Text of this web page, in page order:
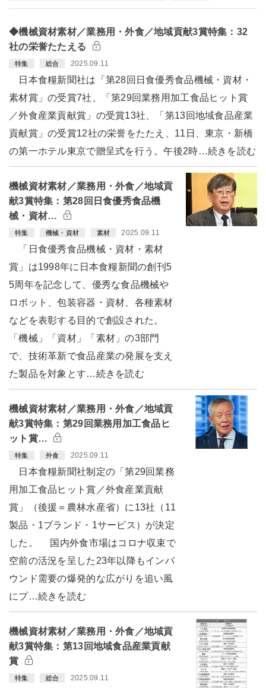
◆機械資材素材／業務用・外食／地域貢献3賞特集：32
社の栄誉たたえる
特集 総合 2025.09.11
日本食糧新聞社は「第28回日食優秀食品機械・資材・
素材賞」の受賞7社、「第29回業務用加工食品ヒット賞
／外食産業貢献賞」の受賞13社、「第13回地域食品産業
貢献賞」の受賞12社の栄誉をたたえ、11日、東京・新橋
の第一ホテル東京で贈呈式を行う。午後2時…続きを読む
機械資材素材／業務用・外食／地域貢
献3賞特集：第28回日食優秀食品機
械・資材…
特集 機械・資材 素材 2025.09.11
「日食優秀食品機械・資材・素材
賞」は1998年に日本食糧新聞の創刊5
5周年を記念して、優秀な食品機械や
ロボット、包装容器・資材、各種素材
などを表彰する目的で創設された。
「機械」「資材」「素材」の3部門
で、技術革新で食品産業の発展を支え
た製品を対象とす…続きを読む
機械資材素材／業務用・外食／地域貢
献3賞特集：第29回業務用加工食品ヒ
ット賞…
特集 外食 2025.09.11
日本食糧新聞社制定の「第29回業務
用加工食品ヒット賞／外食産業貢献
賞」（後援＝農林水産省）に13社（11
製品・1ブランド・1サービス）が決定
した。 国内外食市場はコロナ収束で
空前の活況を呈した23年以降もインバ
ウンド需要の爆発的な広がりを追い風
にプ…続きを読む
機械資材素材／業務用・外食／地域貢
献3賞特集：第13回地域食品産業貢献
賞
特集 総合 2025.09.11